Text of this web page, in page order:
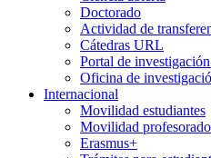
Doctorado
Actividad de
Cátedras URL
Portal de
Oficina de
Internacional
Movilidad estudiantes
Movilidad
Erasmus+